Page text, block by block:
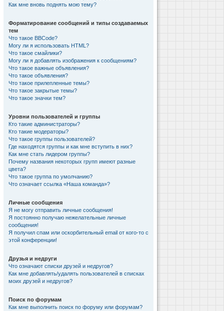
Как мне вновь поднять мою тему?
Форматирование сообщений и типы создаваемых
тем
Что такое BBCode?
Могу ли я использовать HTML?
Что такое смайлики?
Могу ли я добавлять изображения к сообщениям?
Что такое важные объявления?
Что такое объявления?
Что такое прилепленные темы?
Что такое закрытые темы?
Что такое значки тем?
Уровни пользователей и группы
Кто такие администраторы?
Кто такие модераторы?
Что такое группы пользователей?
Где находятся группы и как мне вступить в них?
Как мне стать лидером группы?
Почему названия некоторых групп имеют разные
цвета?
Что такое группа по умолчанию?
Что означает ссылка «Наша команда»?
Личные сообщения
Я не могу отправить личные сообщения!
Я постоянно получаю нежелательные личные
сообщения!
Я получил спам или оскорбительный email от кого-то с
этой конференции!
Друзья и недруги
Что означают списки друзей и недругов?
Как мне добавлять/удалять пользователей в списках
моих друзей и недругов?
Поиск по форумам
Как мне выполнить поиск по форуму или форумам?